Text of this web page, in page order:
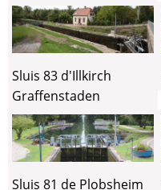
Sluis 83 d'Illkirch
Graffenstaden
Sluis 81 de Plobsheim